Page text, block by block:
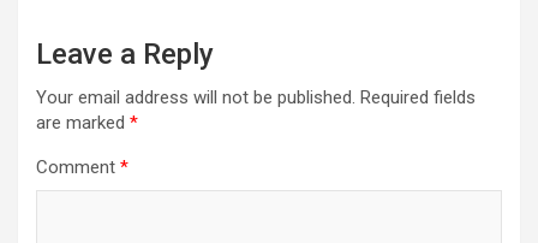
Leave a Reply
Your email address will not be published. Required fields
are marked *
Comment *